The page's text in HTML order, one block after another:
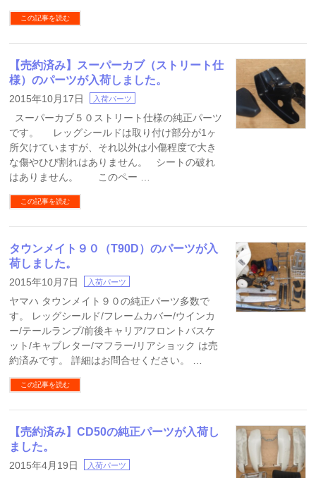
この記事を読む
【売約済み】スーパーカブ（ストリート仕
様）のパーツが入荷しました。
2015年10月17日 入荷パーツ
スーパーカブ５０ストリート仕様の純正パーツ
です。 レッグシールドは取り付け部分が1ヶ
所欠けていますが、それ以外は小傷程度で大き
な傷やひび割れはありません。 シートの破れ
はありません。 このペー …
この記事を読む
タウンメイト９０（T90D）のパーツが入
荷しました。
2015年10月7日 入荷パーツ
ヤマハ タウンメイト９０の純正パーツ多数で
す。 レッグシールド/フレームカバー/ウインカ
ー/テールランプ/前後キャリア/フロントバスケ
ット/キャブレター/マフラー/リアショック は売
約済みです。 詳細はお問合せください。 …
この記事を読む
【売約済み】CD50の純正パーツが入荷し
ました。
2015年4月19日 入荷パーツ